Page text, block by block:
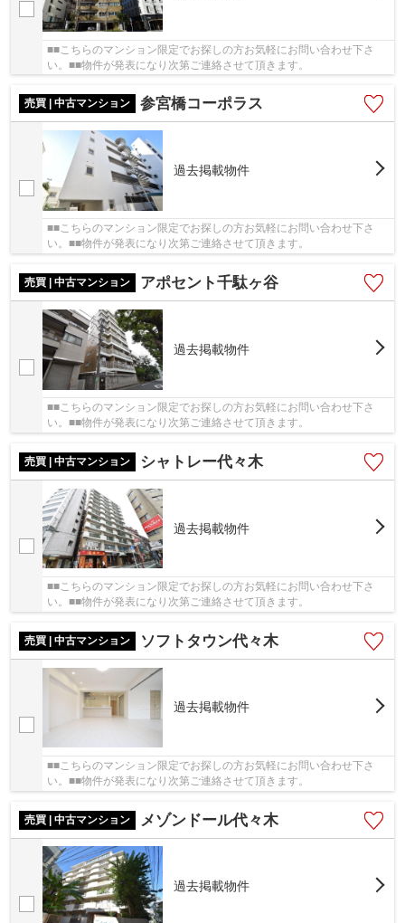
■■こちらのマンション限定でお探しの方お気軽にお問い合わせ下さ
い。■■物件が発表になり次第ご連絡させて頂きます。
売買 | 中古マンション 参宮橋コーポラス
過去掲載物件
■■こちらのマンション限定でお探しの方お気軽にお問い合わせ下さ
い。■■物件が発表になり次第ご連絡させて頂きます。
売買 | 中古マンション アポセント千駄ヶ谷
過去掲載物件
■■こちらのマンション限定でお探しの方お気軽にお問い合わせ下さ
い。■■物件が発表になり次第ご連絡させて頂きます。
売買 | 中古マンション シャトレー代々木
過去掲載物件
■■こちらのマンション限定でお探しの方お気軽にお問い合わせ下さ
い。■■物件が発表になり次第ご連絡させて頂きます。
売買 | 中古マンション ソフトタウン代々木
過去掲載物件
■■こちらのマンション限定でお探しの方お気軽にお問い合わせ下さ
い。■■物件が発表になり次第ご連絡させて頂きます。
売買 | 中古マンション メゾンドール代々木
過去掲載物件